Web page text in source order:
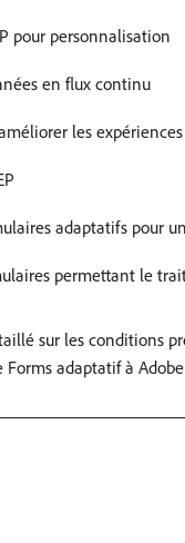
pour personnalisation
en flux continu
les
adaptatifs pour
permettant le
sur les conditions
adaptatif à Adobe